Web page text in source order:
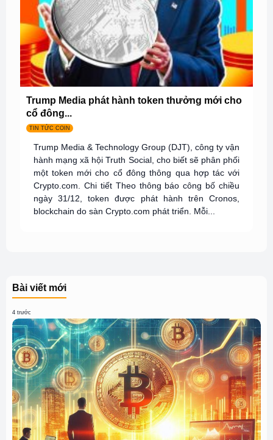
Trump Media phát hành token thưởng mới cho
cổ đông...
TIN TỨC COIN
Trump Media & Technology Group (DJT), công ty vận
hành mạng xã hội Truth Social, cho biết sẽ phân phối
một token mới cho cổ đông thông qua hợp tác với
Crypto.com. Chi tiết Theo thông báo công bố chiều
ngày 31/12, token được phát hành trên Cronos,
blockchain do sàn Crypto.com phát triển. Mỗi...
Bài viết mới
4 trước